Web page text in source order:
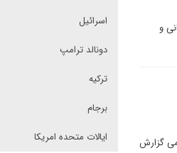
و
گزارش
اسرائیل
دونالد ترامپ
ترکیه
برجام
ایالات متحده امریکا